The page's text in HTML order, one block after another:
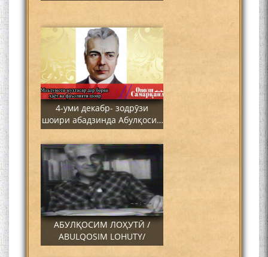
4-уми декабр- зодрӯзи
шоири абадзинда Абулқосим
Лоҳутӣ
АБУЛҚОСИМ ЛОҲУТӢ /
ABULQOSIM LOHUTY/